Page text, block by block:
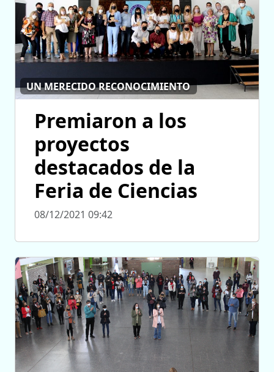
UN MERECIDO RECONOCIMIENTO
Premiaron a los
proyectos
destacados de la
Feria de Ciencias
08/12/2021 09:42